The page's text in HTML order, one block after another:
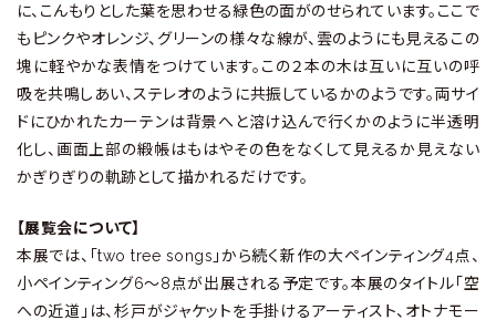
に、こんもりとした葉を思わせる緑色の面がのせられています。ここで
もピンクやオレンジ、グリーンの様々な線が、雲のようにも見えるこの
塊に軽やかな表情をつけています。この２本の木は互いに互いの呼
吸を共鳴しあい、ステレオのように共振しているかのようです。両サイ
ドにひかれたカーテンは背景へと溶け込んで行くかのように半透明
化し、画面上部の緞帳はもはやその色をなくして見えるか見えない
かぎりぎりの軌跡として描かれるだけです。
【展覧会について】
本展では、「two tree songs」から続く新作の大ペインティング4点、
小ペインティング6～8点が出展される予定です。本展のタイトル「空
への近道」は、杉戸がジャケットを手掛けるアーティスト、オトナモー